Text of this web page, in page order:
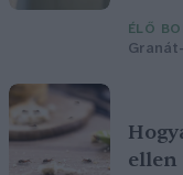
ÉLŐ
ellen